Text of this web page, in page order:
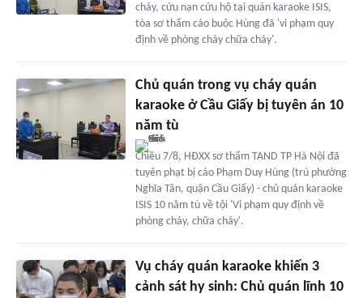
cháy, cứu nạn cứu hộ tại quán karaoke ISIS,
tòa sơ thẩm cáo buộc Hùng đã 'vi phạm quy
định về phòng cháy chữa cháy'.
Chủ quán trong vụ cháy quán
karaoke ở Cầu Giấy bị tuyên án 10
năm tù
Chiều 7/8, HĐXX sơ thẩm TAND TP Hà Nội đã
tuyên phạt bị cáo Phạm Duy Hùng (trú phường
Nghĩa Tân, quận Cầu Giấy) - chủ quán karaoke
ISIS 10 năm tù về tội 'Vi phạm quy định về
phòng cháy, chữa cháy'.
Vụ cháy quán karaoke khiến 3
cảnh sát hy sinh: Chủ quán lĩnh 10